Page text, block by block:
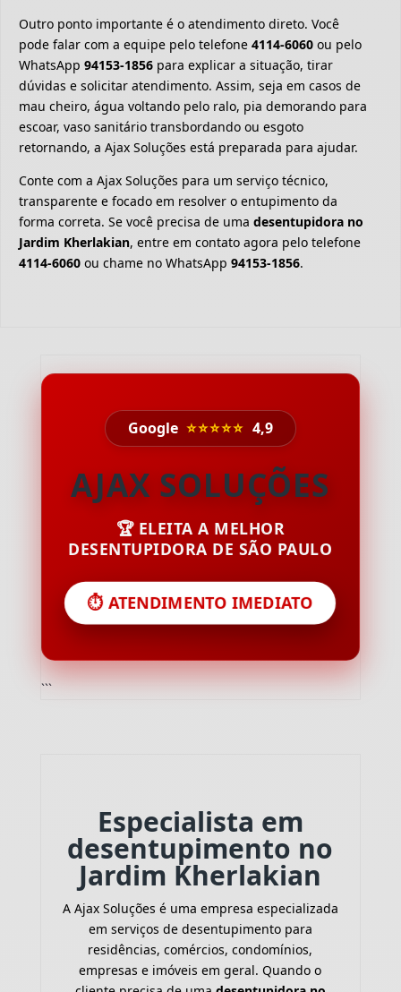
Outro ponto importante é o atendimento direto. Você
pode falar com a equipe pelo telefone 4114-6060 ou pelo
WhatsApp 94153-1856 para explicar a situação, tirar
dúvidas e solicitar atendimento. Assim, seja em casos de
mau cheiro, água voltando pelo ralo, pia demorando para
escoar, vaso sanitário transbordando ou esgoto
retornando, a Ajax Soluções está preparada para ajudar.
Conte com a Ajax Soluções para um serviço técnico,
transparente e focado em resolver o entupimento da
forma correta. Se você precisa de uma desentupidora no
Jardim Kherlakian, entre em contato agora pelo telefone
4114-6060 ou chame no WhatsApp 94153-1856.
Google ⭐⭐⭐⭐⭐ 4,9
AJAX SOLUÇÕES
🏆 ELEITA A MELHOR
DESENTUPIDORA DE SÃO PAULO
⏱️ ATENDIMENTO IMEDIATO
```
Especialista em
desentupimento no
Jardim Kherlakian
A Ajax Soluções é uma empresa especializada
em serviços de desentupimento para
residências, comércios, condomínios,
empresas e imóveis em geral. Quando o